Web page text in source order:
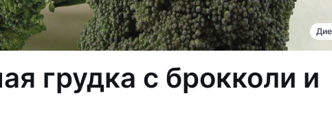
грудка с брокколи и